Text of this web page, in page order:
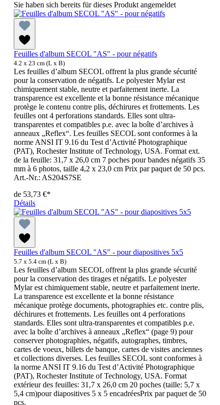
Sie haben sich bereits für dieses Produkt angemeldet
Feuilles d'album SECOL "AS" - pour négatifs
4.2 x 23 cm (L x B)
Les feuilles d’album SECOL offrent la plus grande sécurité
pour la conservation de négatifs. Le polyester Mylar est
chimiquement stable, neutre et parfaitement inerte. La
transparence est excellente et la bonne résistance mécanique
protège le contenu contre plis, déchirures et frottements. Les
feuilles ont 4 perforations standards. Elles sont ultra-
transparentes et compatibles p.e. avec la boîte d’archives à
anneaux „Reflex“. Les feuilles SECOL sont conformes à la
norme ANSI IT 9.16 du Test d’Activité Photographique
(PAT), Rochester Institute of Technology, USA. Format ext.
de la feuille: 31,7 x 26,0 cm 7 poches pour bandes négatifs 35
mm à 6 photos, taille 4,2 x 23,0 cm Prix par paquet de 50 pcs.
Art.-Nr.: AS204S7SE
de 53,73 €*
Détails
Feuilles d'album SECOL "AS" - pour diapositives 5x5
5.7 x 5.4 cm (L x B)
Les feuilles d’album SECOL offrent la plus grande sécurité
pour la conservation des tirages et négatifs. Le polyester
Mylar est chimiquement stable, neutre et parfaitement inerte.
La transparence est excellente et la bonne résistance
mécanique protège documents, photographies etc. contre plis,
déchirures et frottements. Les feuilles ont 4 perforations
standards. Elles sont ultra-transparentes et compatibles p.e.
avec la boîte d’archives à anneaux „Reflex“ (page 9) pour
conserver photographies, négatifs, autographes, timbres,
cartes de voeux, billets de banque, cartes de visites anciennes
et collections diverses. Les feuilles SECOL sont conformes à
la norme ANSI IT 9.16 du Test d’Activité Photographique
(PAT), Rochester Institute of Technology, USA. Format
extérieur des feuilles: 31,7 x 26,0 cm 20 poches (taille: 5,7 x
5,4 cm)pour diapositives 5 x 5 encadréesPrix par paquet de 50
pcs.